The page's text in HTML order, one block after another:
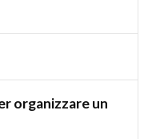
organizzare un